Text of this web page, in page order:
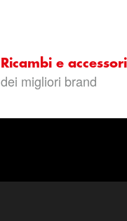
Ricambi e accessori
dei migliori brand